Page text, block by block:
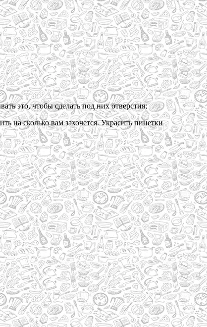
это, чтобы сделать под них отверстия;
сколько вам захочется. Украсить пинетки